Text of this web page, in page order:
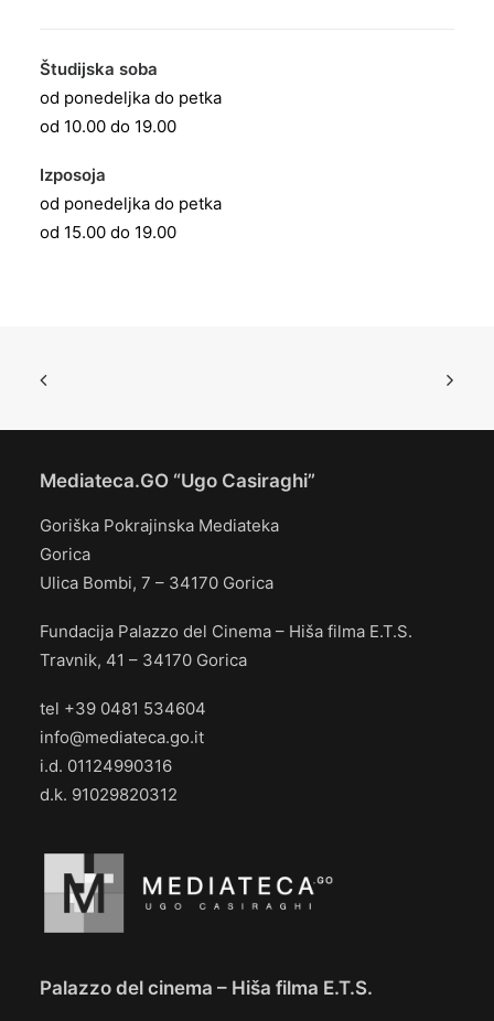
Študijska soba
od ponedeljka do petka
od 10.00 do 19.00
Izposoja
od ponedeljka do petka
od 15.00 do 19.00
Mediateca.GO “Ugo Casiraghi”
Goriška Pokrajinska Mediateka
Gorica
Ulica Bombi, 7 – 34170 Gorica
Fundacija Palazzo del Cinema – Hiša filma E.T.S.
Travnik, 41 – 34170 Gorica
tel +39 0481 534604
info@mediateca.go.it
i.d. 01124990316
d.k. 91029820312
Palazzo del cinema – Hiša filma E.T.S.